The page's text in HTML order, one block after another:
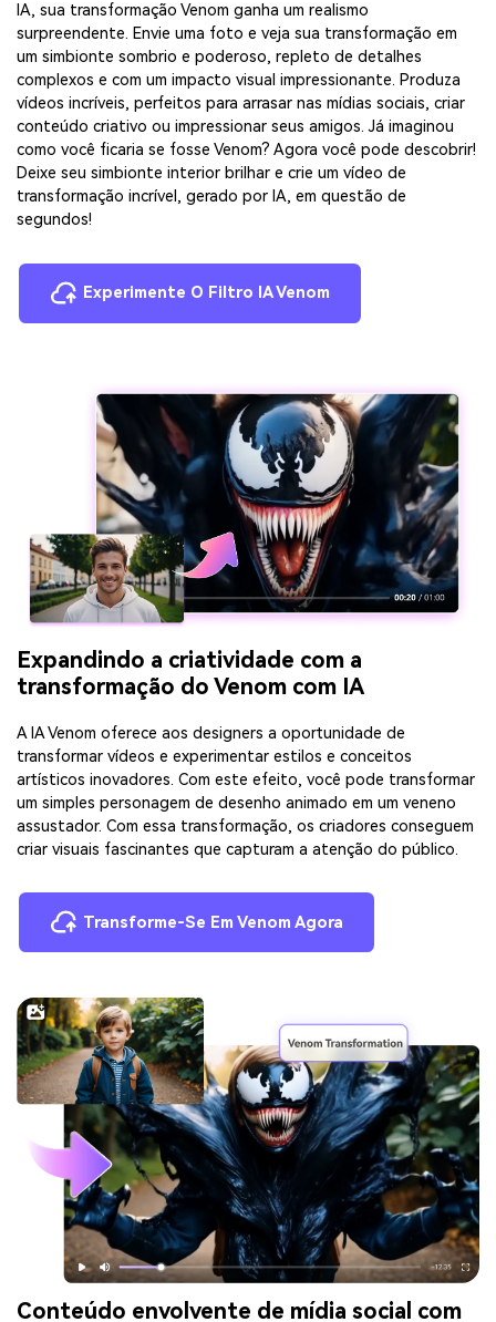
IA, sua transformação Venom ganha um realismo
surpreendente. Envie uma foto e veja sua transformação em
um simbionte sombrio e poderoso, repleto de detalhes
complexos e com um impacto visual impressionante. Produza
vídeos incríveis, perfeitos para arrasar nas mídias sociais, criar
conteúdo criativo ou impressionar seus amigos. Já imaginou
como você ficaria se fosse Venom? Agora você pode descobrir!
Deixe seu simbionte interior brilhar e crie um vídeo de
transformação incrível, gerado por IA, em questão de
segundos!
Experimente O Filtro IA Venom
Expandindo a criatividade com a
transformação do Venom com IA
A IA Venom oferece aos designers a oportunidade de
transformar vídeos e experimentar estilos e conceitos
artísticos inovadores. Com este efeito, você pode transformar
um simples personagem de desenho animado em um veneno
assustador. Com essa transformação, os criadores conseguem
criar visuais fascinantes que capturam a atenção do público.
Transforme-Se Em Venom Agora
Conteúdo envolvente de mídia social com